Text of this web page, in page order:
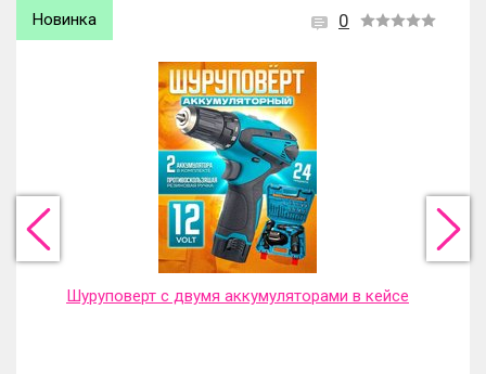
0
Хит продаж
Портативная аккумуляторная мойка высокого